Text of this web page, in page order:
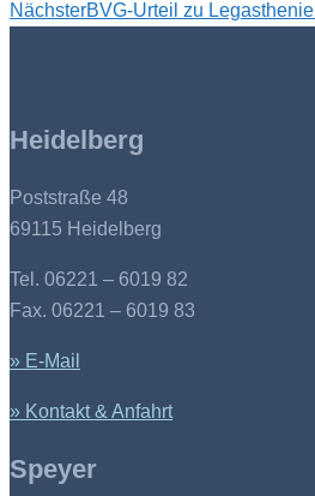
NächsterBVG-Urteil zu Legasthenie
Heidelberg
Poststraße 48
69115 Heidelberg
Tel. 06221 – 6019 82
Fax. 06221 – 6019 83
» E-Mail
» Kontakt & Anfahrt
Speyer